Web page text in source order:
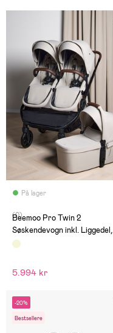
På lager
(0)
Beemoo Pro Twin 2
Søskendevogn inkl. Liggedel,
Latte Beige
5.994 kr
-20%
Bestsellere